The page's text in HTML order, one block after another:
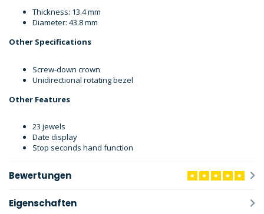
Thickness: 13.4 mm
Diameter: 43.8 mm
Other Specifications
Screw-down crown
Unidirectional rotating bezel
Other Features
23 jewels
Date display
Stop seconds hand function
Bewertungen
Eigenschaften